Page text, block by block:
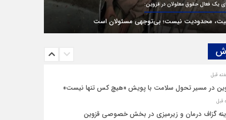
منتشر نشده با پروفسور اهرنجانی، صاحب نظریه سه‌ شاخگی
در مسیر تحول سلامت با پویش «هیچ‌ کس تنها نیست»
گزاف درمان و زیرمیزی در بخش خصوصی قزوین